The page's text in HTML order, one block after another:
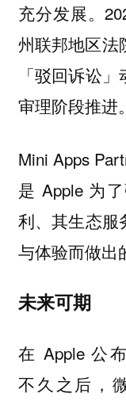
充分发展。
州联邦地区法
「驳回诉讼
审理阶段推进。
Mini Apps
是 Apple 为
利、其生态服
与体验而做出
未来可期
在 Apple 公
不久之后，